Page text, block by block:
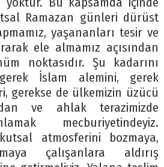
Ramazan günleri dürüst
yaşananları tesir ve
ele almamız açısından
noktasıdır. Şu kadarını
İslam alemini, gerek
gerekse de ülkemizin üzücü
ve ahlak terazimizde
mecburiyetindeyiz.
atmosferini bozmaya,
çalışanlara aldırış